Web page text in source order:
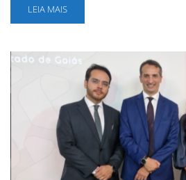
LEIA MAIS